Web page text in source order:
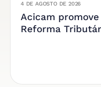
4 DE AGOSTO DE 2026
Acicam
Reforma